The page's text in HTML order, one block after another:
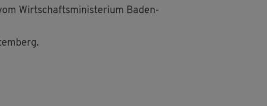
Wirt­schafts­mi­nis­te­ri­um Baden-